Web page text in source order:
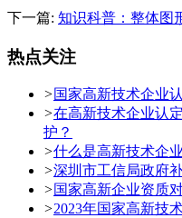
下一篇: 知识科普：整体图
热点关注
>国家高新技术企业
>在高新技术企业认
护？
>什么是高新技术企
>深圳市工信局政府
>国家高新企业资质
>2023年国家高新技